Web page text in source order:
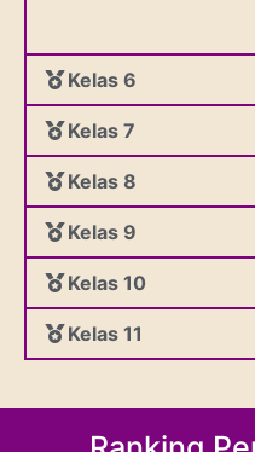
Kelas 6
Kelas 7
Kelas 8
Kelas 9
Kelas 10
Kelas 11